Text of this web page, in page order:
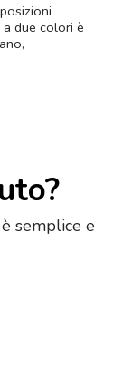
due colori è
semplice e